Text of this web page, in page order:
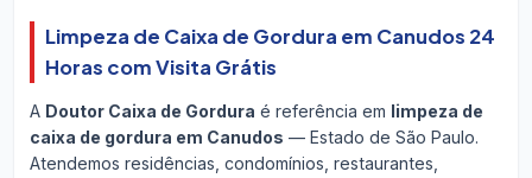
Limpeza de Caixa de Gordura em Canudos 24
Horas com Visita Grátis
A Doutor Caixa de Gordura é referência em limpeza de
caixa de gordura em Canudos — Estado de São Paulo.
Atendemos residências, condomínios, restaurantes,